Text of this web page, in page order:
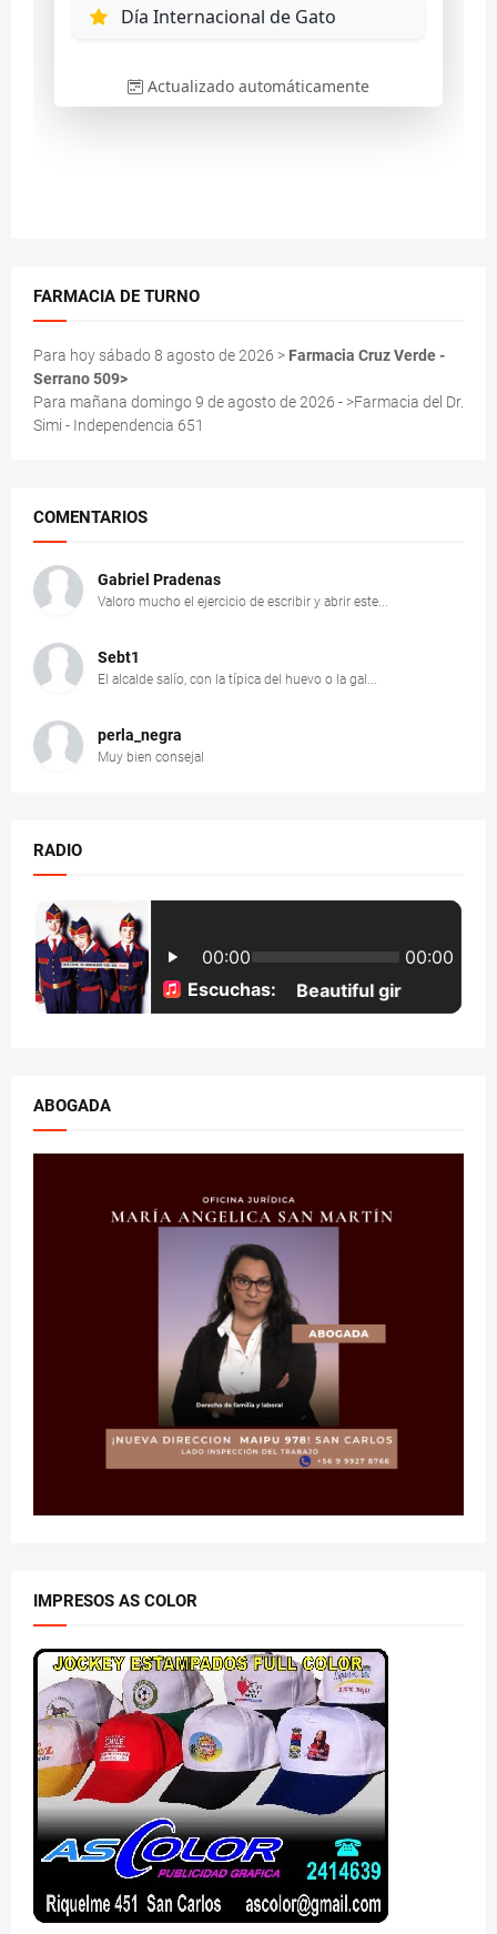
FARMACIA DE TURNO
Para hoy sábado 8 agosto de 2026 > Farmacia Cruz Verde -
Serrano 509>
Para mañana domingo 9 de agosto de 2026 - >Farmacia del Dr.
Simi - Independencia 651
COMENTARIOS
Gabriel Pradenas
Valoro mucho el ejercicio de escribir y abrir este...
Sebt1
El alcalde salío, con la típica del huevo o la gal...
perla_negra
Muy bien consejal
RADIO
ABOGADA
IMPRESOS AS COLOR